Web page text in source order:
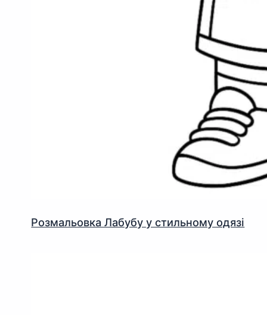
Розмальовка Лабубу у стильному одязі